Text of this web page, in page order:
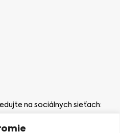
na sociálnych sieťach: